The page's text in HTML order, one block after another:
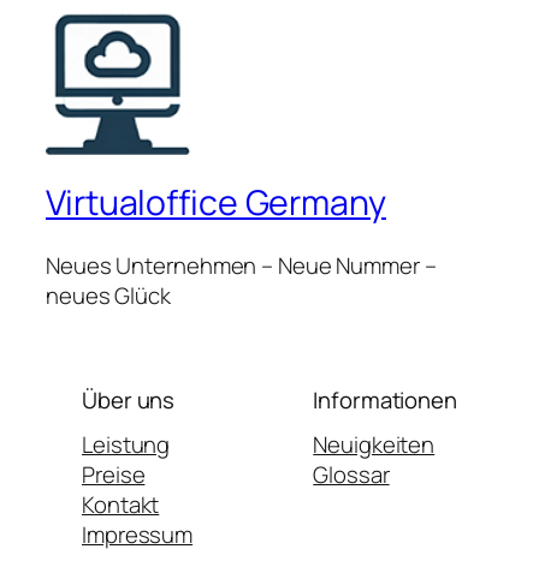
Virtualoffice Germany
Neues Unternehmen – Neue Nummer –
neues Glück
Über uns
Leistung
Preise
Kontakt
Impressum
Informationen
Neuigkeiten
Glossar